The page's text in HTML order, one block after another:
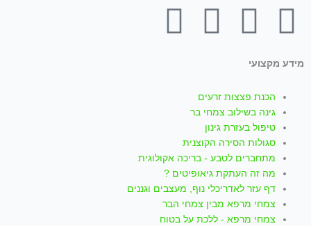
F
a
c
e
b
o
Y
o
u
t
u
b
I
s
t
a
g
W
s
a
k
מידע מקצועי
הכנת פצצות זרעים
גינה בשילוב צמחי בר
טיפול בעזרת גינון
סגולות הסירה הקוצנית
מתחברים לטבע - בריכה אקולוגית
מה זה העתקת גיאופיטים ?
דף עזר לאדריכלי נוף, מעצבים וגננים
צמחי מרפא מבין צמחי הבר
צמחי מרפא - ללכת על בטוח